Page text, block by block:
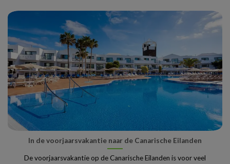
In de voorjaarsvakantie naar de Canarische Eilanden
De voorjaarsvakantie op de Canarische Eilanden is voor veel